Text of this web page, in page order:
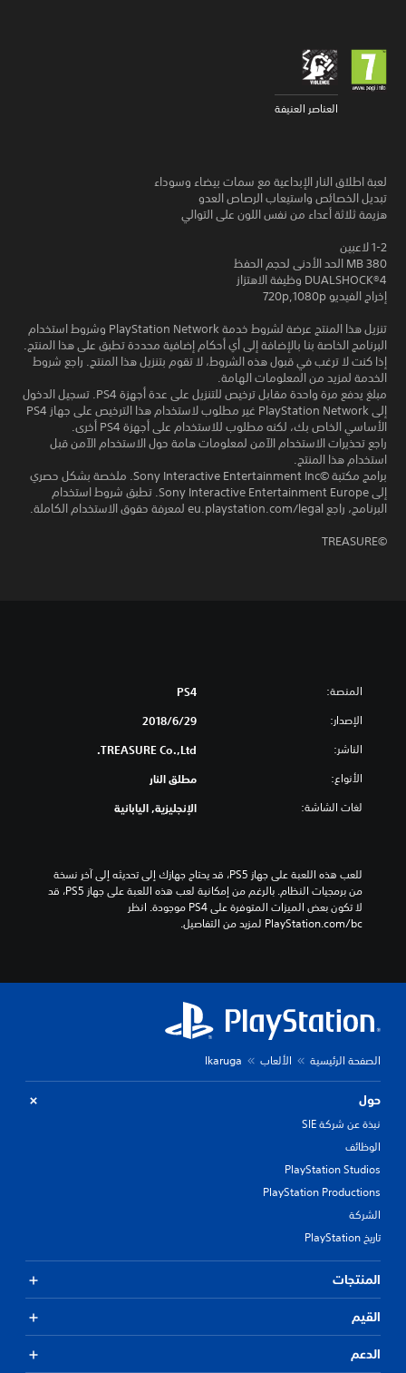
العناصر العنيفة
لعبة اطلاق النار الإبداعية مع سمات بيضاء وسوداء
تبديل الخصائص واستيعاب الرصاص العدو
هزيمة ثلاثة أعداء من نفس اللون على التوالي
1-2 لاعبين
380 MB الحد الأدنى لحجم الحفظ
DUALSHOCK‎®4 وظيفة الاهتزاز
إخراج الفيديو 720p,1080p
تنزيل هذا المنتج عرضة لشروط خدمة PlayStation Network وشروط استخدام
البرنامج الخاصة بنا بالإضافة إلى أي أحكام إضافية محددة تطبق على هذا المنتج.
إذا كنت لا ترغب في قبول هذه الشروط، لا تقوم بتنزيل هذا المنتج. راجع شروط
الخدمة لمزيد من المعلومات الهامة.
مبلغ يدفع مرة واحدة مقابل ترخيص للتنزيل على عدة أجهزة PS4. تسجيل الدخول
إلى PlayStation Network غير مطلوب لاستخدام هذا الترخيص على جهاز PS4
الأساسي الخاص بك، لكنه مطلوب للاستخدام على أجهزة PS4 أخرى.
راجع تحذيرات الاستخدام الآمن لمعلومات هامة حول الاستخدام الآمن قبل
استخدام هذا المنتج.
برامج مكتبة ©Sony Interactive Entertainment Inc. ملخصة بشكل حصري
إلى Sony Interactive Entertainment Europe. تطبق شروط استخدام
البرنامج، راجع eu.playstation.com/legal لمعرفة حقوق الاستخدام الكاملة.
©TREASURE
المنصة: PS4
الإصدار: 29‏/6‏/2018
الناشر: TREASURE Co.,Ltd.
الأنواع: مطلق النار
لغات الشاشة: الإنجليزية, اليابانية
‎PlayStation.com/bc لمزيد من التفاصيل.
الصفحة الرئيسية الألعاب Ikaruga
حول
نبذة عن شركة SIE
الوظائف
PlayStation Studios
PlayStation Productions
الشركة
تاريخ PlayStation
المنتجات
القيم
الدعم